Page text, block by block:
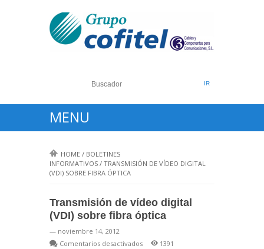
MENU
HOME / BOLETINES
INFORMATIVOS / TRANSMISIÓN DE VÍDEO DIGITAL
(VDI) SOBRE FIBRA ÓPTICA
Transmisión de vídeo digital
(VDI) sobre fibra óptica
— noviembre 14, 2012
Comentarios desactivadosen
1391